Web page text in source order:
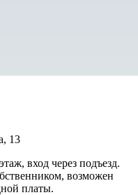
13
вход через подъезд.
возможен
платы.